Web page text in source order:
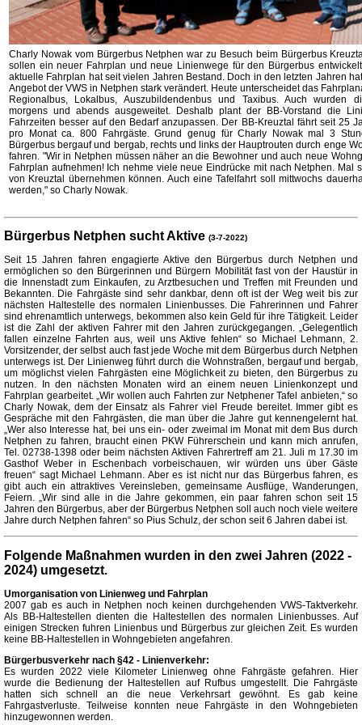
Charly Nowak vom Bürgerbus Netphen war zu Besuch beim Bürgerbus
sollen ein neuer Fahrplan und neue Linienwege für den Bürgerbus
aktuelle Fahrplan hat seit vielen Jahren Bestand. Doch in den letzten Jahren
Angebot der VWS in Netphen stark verändert. Heute unterscheidet das
Regionalbus, Lokalbus, Auszubildendenbus und Taxibus. Auch wurden
morgens und abends ausgeweitet. Deshalb plant der BB-Vorstand die
Fahrzeiten besser auf den Bedarf anzupassen. Der BB-Kreuztal fährt seit 25
pro Monat ca. 800 Fahrgäste. Grund genug für Charly Nowak mal 3
Bürgerbus bergauf und bergab, rechts und links der Hauptrouten durch enge
fahren. "Wir in Netphen müssen näher an die Bewohner und auch neue
Fahrplan aufnehmen! Ich nehme viele neue Eindrücke mit nach Netphen. Mal
von Kreuztal übernehmen können. Auch eine Tafelfahrt soll mittwochs
werden," so Charly Nowak.
Bürgerbus Netphen sucht Aktive (3-7-2022)
Seit 15 Jahren fahren engagierte Aktive den Bürgerbus durch Netphen und
ermöglichen so den Bürgerinnen und Bürgern Mobilität fast von der Haustür in
die Innenstadt zum Einkaufen, zu Arztbesuchen und Treffen mit Freunden und
Bekannten. Die Fahrgäste sind sehr dankbar, denn oft ist der Weg weit bis zur
nächsten Haltestelle des normalen Linienbusses. Die Fahrerinnen und Fahrer
sind ehrenamtlich unterwegs, bekommen also kein Geld für ihre Tätigkeit. Leider
ist die Zahl der aktiven Fahrer mit den Jahren zurückgegangen. „Gelegentlich
fallen einzelne Fahrten aus, weil uns Aktive fehlen“ so Michael Lehmann, 2.
Vorsitzender, der selbst auch fast jede Woche mit dem Bürgerbus durch Netphen
unterwegs ist. Der Linienweg führt durch die Wohnstraßen, bergauf und bergab,
um möglichst vielen Fahrgästen eine Möglichkeit zu bieten, den Bürgerbus zu
nutzen. In den nächsten Monaten wird an einem neuen Linienkonzept und
Fahrplan gearbeitet. „Wir wollen auch Fahrten zur Netphener Tafel anbieten,“ so
Charly Nowak, dem der Einsatz als Fahrer viel Freude bereitet. Immer gibt es
Gespräche mit den Fahrgästen, die man über die Jahre gut kennengelernt hat.
„Wer also Interesse hat, bei uns ein- oder zweimal im Monat mit dem Bus durch
Netphen zu fahren, braucht einen PKW Führerschein und kann mich anrufen,
Tel. 02738-1398 oder beim nächsten Aktiven Fahrertreff am 21. Juli m 17.30 im
Gasthof Weber in Eschenbach vorbeischauen, wir würden uns über Gäste
freuen“ sagt Michael Lehmann. Aber es ist nicht nur das Bürgerbus fahren, es
gibt auch ein attraktives Vereinsleben, gemeinsame Ausflüge, Wanderungen,
Feiern. „Wir sind alle in die Jahre gekommen, ein paar fahren schon seit 15
Jahren den Bürgerbus, aber der Bürgerbus Netphen soll auch noch viele weitere
Jahre durch Netphen fahren“ so Pius Schulz, der schon seit 6 Jahren dabei ist.
Folgende Maßnahmen wurden in den zwei Jahren (2022 -
2024) umgesetzt.
Umorganisation von Linienweg und Fahrplan
2007 gab es auch in Netphen noch keinen durchgehenden VWS-Taktverkehr.
Als BB-Haltestellen dienten die Haltestellen des normalen Linienbusses. Auf
einigen Strecken fuhren Linienbus und Bürgerbus zur gleichen Zeit. Es wurden
keine BB-Haltestellen in Wohngebieten angefahren.
Bürgerbusverkehr nach §42 - Linienverkehr:
Es wurden 2022 viele Kilometer Linienweg ohne Fahrgäste gefahren. Hier
wurde die Bedienung der Haltestellen auf Rufbus umgestellt. Die Fahrgäste
hatten sich schnell an die neue Verkehrsart gewöhnt. Es gab keine
Fahrgastverluste. Teilweise konnten neue Fahrgäste in den Wohngebieten
hinzugewonnen werden.